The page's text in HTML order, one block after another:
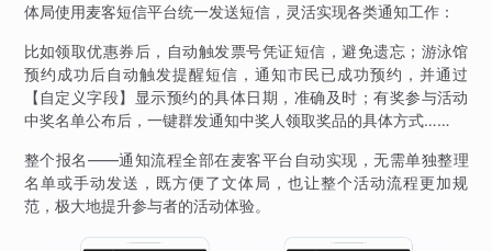
体局使用麦客短信平台统一发送短信，灵活实现各类通知工作：
比如领取优惠券后，自动触发票号凭证短信，避免遗忘；游泳馆
预约成功后自动触发提醒短信，通知市民已成功预约，并通过
【自定义字段】显示预约的具体日期，准确及时；有奖参与活动
中奖名单公布后，一键群发通知中奖人领取奖品的具体方式……
整个报名——通知流程全部在麦客平台自动实现，无需单独整理
名单或手动发送，既方便了文体局，也让整个活动流程更加规
范，极大地提升参与者的活动体验。